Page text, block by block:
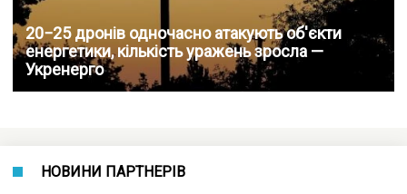
20−25 дронів одночасно атакують об'єкти
енергетики, кількість уражень зросла —
Укренерго
НОВИНИ ПАРТНЕРІВ